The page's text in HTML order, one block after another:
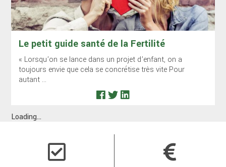
Le petit guide santé de la Fertilité
« Lorsqu’on se lance dans un projet d’enfant, on a
toujours envie que cela se concrétise très vite Pour
autant ...
Loading...